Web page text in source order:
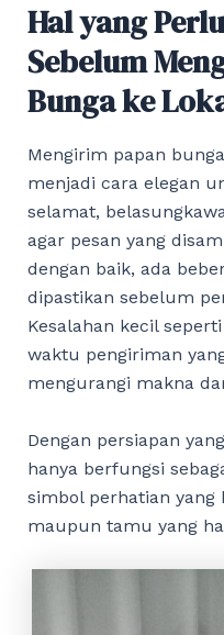
Hal yang
Sebelum
Bunga ke
Mengirim papan
menjadi cara elegan
selamat,
agar pesan yang
dengan baik, ada
dipastikan sebelum
Kesalahan kecil
waktu pengiriman
mengurangi makna
Dengan persiapan
hanya berfungsi
simbol perhatian yang
maupun tamu yang